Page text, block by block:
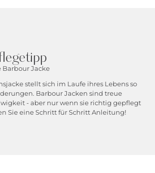
Barbour Jacke
stellt sich im Laufe ihres Lebens so
Barbour Jacken sind treue
- aber nur wenn sie richtig gepflegt
Sie eine Schritt für Schritt Anleitung!